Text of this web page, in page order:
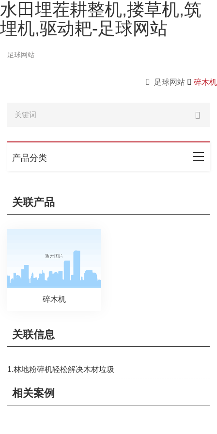
水田埋茬耕整机,搂草机,筑
埋机,驱动耙-足球网站
足球网站
足球网站 碎木机
产品分类
关联产品
碎木机
关联信息
1.林地粉碎机轻松解决木材垃圾
相关案例